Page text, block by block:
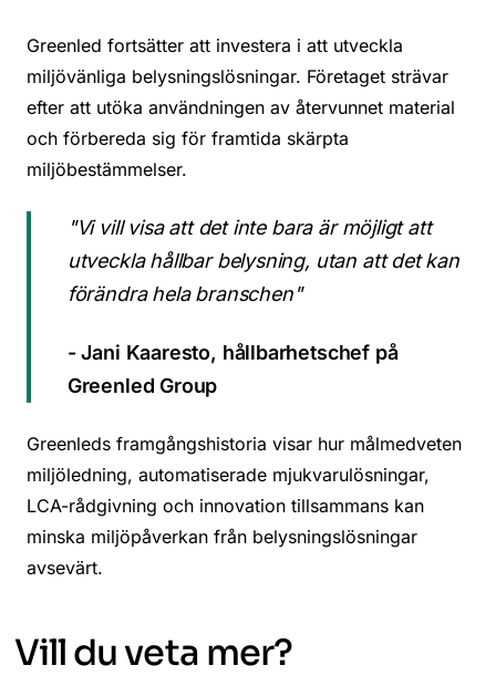
Greenled fortsätter att investera i att utveckla
miljövänliga belysningslösningar. Företaget strävar
efter att utöka användningen av återvunnet material
och förbereda sig för framtida skärpta
miljöbestämmelser.
"Vi vill visa att det inte bara är möjligt att
utveckla hållbar belysning, utan att det kan
förändra hela branschen"
- Jani Kaaresto, hållbarhetschef på
Greenled Group
Greenleds framgångshistoria visar hur målmedveten
miljöledning, automatiserade mjukvarulösningar,
LCA-rådgivning och innovation tillsammans kan
minska miljöpåverkan från belysningslösningar
avsevärt.
Vill du veta mer?